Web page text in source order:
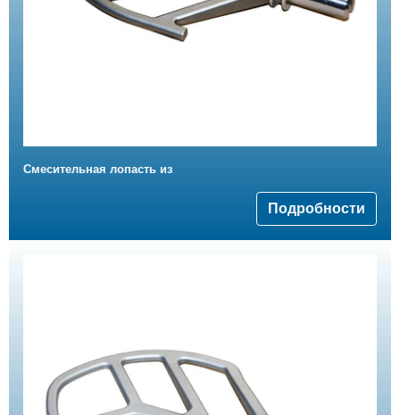
Смесительная лопасть из
Подробности